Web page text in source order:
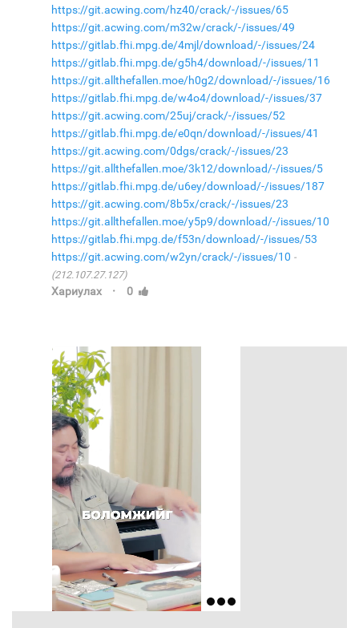
https://git.acwing.com/hz40/crack/-/issues/65
https://git.acwing.com/m32w/crack/-/issues/49
https://gitlab.fhi.mpg.de/4mjl/download/-/issues/24
https://gitlab.fhi.mpg.de/g5h4/download/-/issues/11
https://git.allthefallen.moe/h0g2/download/-/issues/16
https://gitlab.fhi.mpg.de/w4o4/download/-/issues/37
https://git.acwing.com/25uj/crack/-/issues/52
https://gitlab.fhi.mpg.de/e0qn/download/-/issues/41
https://git.acwing.com/0dgs/crack/-/issues/23
https://git.allthefallen.moe/3k12/download/-/issues/5
https://gitlab.fhi.mpg.de/u6ey/download/-/issues/187
https://git.acwing.com/8b5x/crack/-/issues/23
https://git.allthefallen.moe/y5p9/download/-/issues/10
https://gitlab.fhi.mpg.de/f53n/download/-/issues/53
https://git.acwing.com/w2yn/crack/-/issues/10
(212.107.27.127)
Хариулах · 0